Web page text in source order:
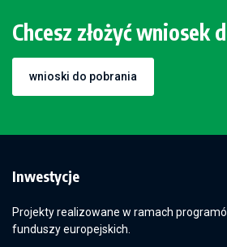
Chcesz złożyć wniosek
wnioski do pobrania
Inwestycje
Projekty realizowane w ramach
funduszy europejskich.